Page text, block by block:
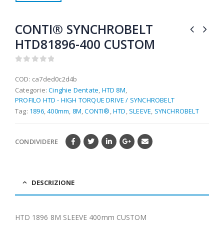
CONTI® SYNCHROBELT
HTD81896-400 CUSTOM
COD: ca7ded0c2d4b
Categorie:Cinghie Dentate HTD 8M
PROFILO HTD - HIGH TORQUE DRIVE / SYNCHROBELT
Tag: 1896,400mm 8M ,CONTI® ,HTD SLEEVE SYNCHROBELT
CONDIVIDERE
DESCRIZIONE
HTD 1896 8M SLEEVE 400mm CUSTOM